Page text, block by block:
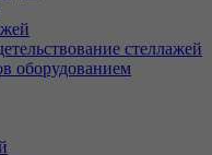
стеллажей
оборудованием